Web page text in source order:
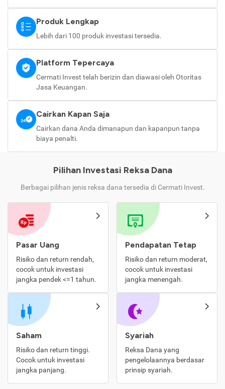
Produk Lengkap
Lebih dari 100 produk investasi tersedia.
Platform Tepercaya
Cermati Invest telah berizin dan diawasi oleh Otoritas
Jasa Keuangan.
Cairkan Kapan Saja
Cairkan dana Anda dimanapun dan kapanpun tanpa
biaya penalti.
Pilihan Investasi Reksa Dana
Berbagai pilihan jenis reksa dana tersedia di Cermati Invest.
Pasar Uang
Risiko dan return rendah,
cocok untuk investasi
jangka pendek <=1 tahun.
Pendapatan Tetap
Risiko dan return moderat,
cocok untuk investasi
jangka menengah.
Saham
Risiko dan return tinggi.
Cocok untuk investasi
jangka panjang.
Syariah
Reksa Dana yang
pengelolaannya berdasar
prinsip syariah.